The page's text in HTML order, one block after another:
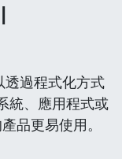
過程式化方式
統、應用程式或
品更易使用。